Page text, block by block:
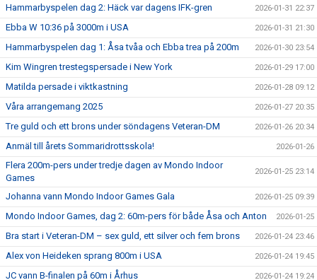
Hammarbyspelen dag 2: Häck var dagens IFK-gren 2026-01-31 22:37
Ebba W 10:36 på 3000m i USA 2026-01-31 21:30
Hammarbyspelen dag 1: Åsa tvåa och Ebba trea på 200m 2026-01-30 23:54
Kim Wingren trestegspersade i New York 2026-01-29 17:00
Matilda persade i viktkastning 2026-01-28 09:12
Våra arrangemang 2025 2026-01-27 20:35
Tre guld och ett brons under söndagens Veteran-DM 2026-01-26 20:34
Anmäl till årets Sommaridrottsskola! 2026-01-26
Flera 200m-pers under tredje dagen av Mondo Indoor
Games
2026-01-25 23:14
Johanna vann Mondo Indoor Games Gala 2026-01-25 09:39
Mondo Indoor Games, dag 2: 60m-pers för både Åsa och Anton 2026-01-25
Bra start i Veteran-DM – sex guld, ett silver och fem brons 2026-01-24 23:46
Alex von Heideken sprang 800m i USA 2026-01-24 19:45
JC vann B-finalen på 60m i Århus 2026-01-24 19:24